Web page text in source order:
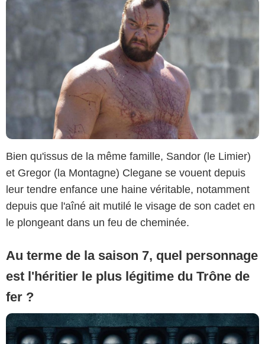
Bien qu'issus de la même famille, Sandor (le Limier)
et Gregor (la Montagne) Clegane se vouent depuis
leur tendre enfance une haine véritable, notamment
depuis que l'aîné ait mutilé le visage de son cadet en
le plongeant dans un feu de cheminée.
Au terme de la saison 7, quel personnage
est l'héritier le plus légitime du Trône de
fer ?